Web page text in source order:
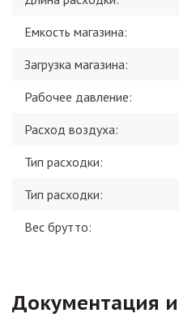
Емкость магазина:
Загрузка магазина:
Рабочее давление:
Расход воздуха:
Тип расходки:
Тип расходки:
Вес брутто:
Документация